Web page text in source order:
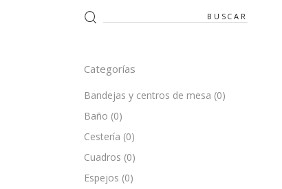
Search
for:
Categorías
Bandejas y centros de mesa (0)
Baño (0)
Cestería (0)
Cuadros (0)
Espejos (0)